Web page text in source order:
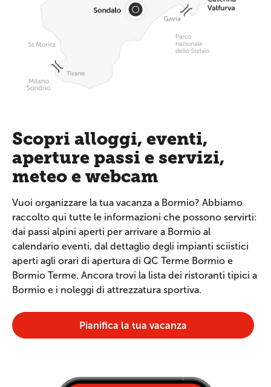
Scopri alloggi, eventi,
aperture passi e servizi,
meteo e webcam
Vuoi organizzare la tua vacanza a Bormio? Abbiamo
raccolto qui tutte le informazioni che possono servirti:
dai passi alpini aperti per arrivare a Bormio al
calendario eventi, dal dettaglio degli impianti sciistici
aperti agli orari di apertura di QC Terme Bormio e
Bormio Terme. Ancora trovi la lista dei ristoranti tipici a
Bormio e i noleggi di attrezzatura sportiva.
Pianifica la tua vacanza